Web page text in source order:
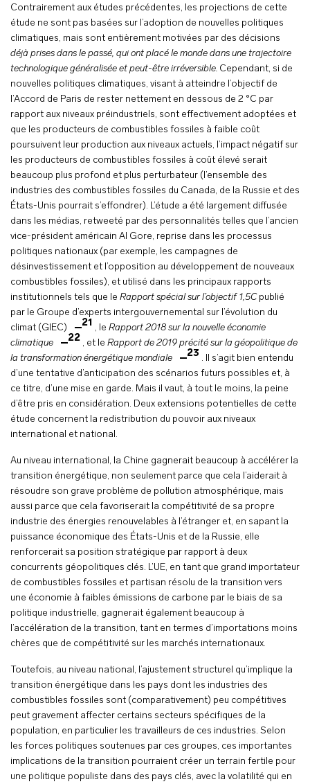
Contrairement aux études précédentes, les projections de cette
étude ne sont pas basées sur l’adoption de nouvelles politiques
climatiques, mais sont entièrement motivées par des décisions
déjà prises dans le passé, qui ont placé le monde dans une trajectoire
technologique généralisée et peut-être irréversible. Cependant, si de
nouvelles politiques climatiques, visant à atteindre l’objectif de
l’Accord de Paris de rester nettement en dessous de 2 °C par
rapport aux niveaux préindustriels, sont effectivement adoptées et
que les producteurs de combustibles fossiles à faible coût
poursuivent leur production aux niveaux actuels, l’impact négatif sur
les producteurs de combustibles fossiles à coût élevé serait
beaucoup plus profond et plus perturbateur (l’ensemble des
industries des combustibles fossiles du Canada, de la Russie et des
États-Unis pourrait s’effondrer). L’étude a été largement diffusée
dans les médias, retweeté par des personnalités telles que l’ancien
vice-président américain Al Gore, reprise dans les processus
politiques nationaux (par exemple, les campagnes de
désinvestissement et l’opposition au développement de nouveaux
combustibles fossiles), et utilisé dans les principaux rapports
institutionnels tels que le Rapport spécial sur l’objectif 1,5C publié
par le Groupe d’experts intergouvernemental sur l’évolution du
climat (GIEC)
21 , le Rapport 2018 sur la nouvelle économie
climatique
22 , et le Rapport de 2019 précité sur la géopolitique de
la transformation énergétique mondiale
23 . Il s’agit bien entendu
d’une tentative d’anticipation des scénarios futurs possibles et, à
ce titre, d’une mise en garde. Mais il vaut, à tout le moins, la peine
d’être pris en considération. Deux extensions potentielles de cette
étude concernent la redistribution du pouvoir aux niveaux
international et national.
Au niveau international, la Chine gagnerait beaucoup à accélérer la
transition énergétique, non seulement parce que cela l’aiderait à
résoudre son grave problème de pollution atmosphérique, mais
aussi parce que cela favoriserait la compétitivité de sa propre
industrie des énergies renouvelables à l’étranger et, en sapant la
puissance économique des États-Unis et de la Russie, elle
renforcerait sa position stratégique par rapport à deux
concurrents géopolitiques clés. L’UE, en tant que grand importateur
de combustibles fossiles et partisan résolu de la transition vers
une économie à faibles émissions de carbone par le biais de sa
politique industrielle, gagnerait également beaucoup à
l’accélération de la transition, tant en termes d’importations moins
chères que de compétitivité sur les marchés internationaux.
Toutefois, au niveau national, l’ajustement structurel qu’implique la
transition énergétique dans les pays dont les industries des
combustibles fossiles sont (comparativement) peu compétitives
peut gravement affecter certains secteurs spécifiques de la
population, en particulier les travailleurs de ces industries. Selon
les forces politiques soutenues par ces groupes, ces importantes
implications de la transition pourraient créer un terrain fertile pour
une politique populiste dans des pays clés, avec la volatilité qui en